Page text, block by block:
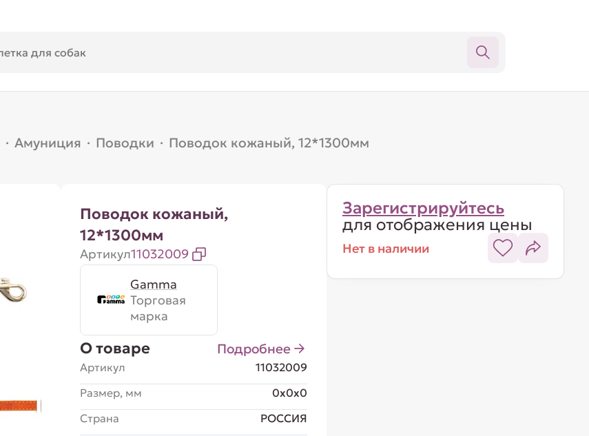
· Амуниция · Поводки · Поводок кожаный, 12*1300мм
Поводок кожаный,
12*1300мм
Артикул11032009
Gamma
Торговая
марка
О товаре Подробнее
Артикул
11032009
Размер, мм
0x0x0
Страна
РОССИЯ
Зарегистрируйтесь
для отображения цены
Нет в наличии